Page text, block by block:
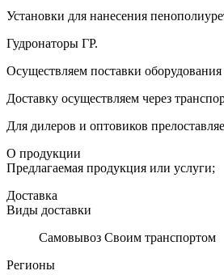
Установки для нанесения
Гудронаторы ГР.
Осуществляем поставки
Доставку осуществляем через
Для дилеров и оптовиков
О продукции
Предлагаемая продукция или услуги;
Доставка
Виды доставки
Самовывоз Своим транспортом
Регионы